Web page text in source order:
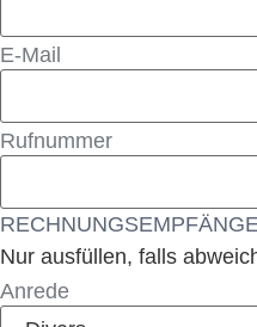
E-Mail
Rufnummer
Nur ausfüllen, falls
Anrede